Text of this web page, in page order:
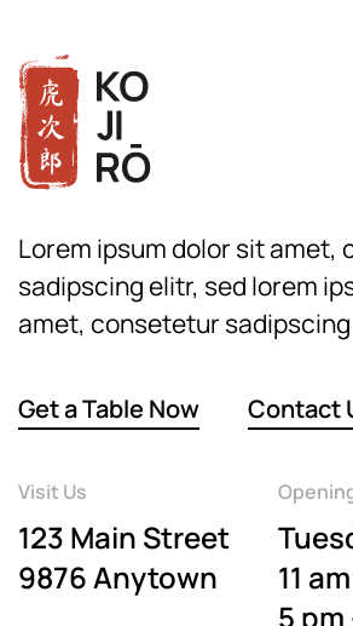
Lorem ipsum dolor sit amet,
sadipscing elitr, sed lorem
amet, consetetur
Get a Table Now Contact
Visit Us
123 Main Street
9876 Anytown
11
5 pm